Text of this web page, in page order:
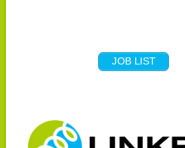
JOB LIST